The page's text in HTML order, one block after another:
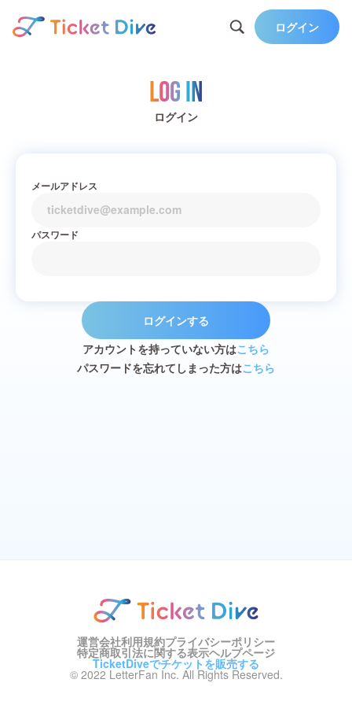
ログイン
Log in
ログイン
メールアドレス
パスワード
ログインする
アカウントを持っていない方はこちら
パスワードを忘れてしまった方はこちら
運営会社利用規約プライバシーポリシー
特定商取引法に関する表示ヘルプページ
TicketDiveでチケットを販売する
© 2022 LetterFan Inc. All Rights Reserved.